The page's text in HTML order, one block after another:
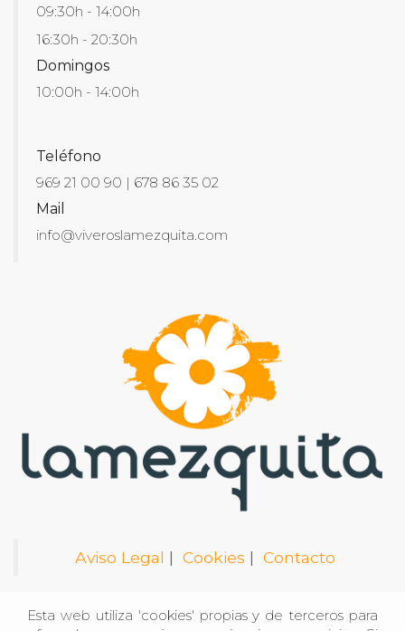
09:30h - 14:00h
16:30h - 20:30h
Domingos
10:00h - 14:00h
Teléfono
969 21 00 90 | 678 86 35 02
Mail
info@viveroslamezquita.com
Aviso Legal | Cookies | Contacto
Esta web utiliza 'cookies' propias y de terceros para